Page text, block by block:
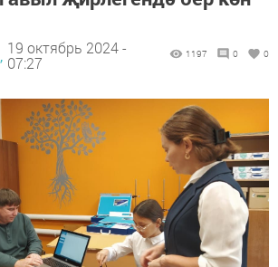
19 октябрь 2024 -
07:27
1197 0 0